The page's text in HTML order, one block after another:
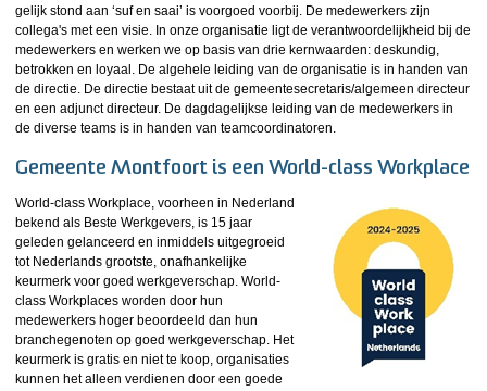
gelijk stond aan ‘suf en saai’ is voorgoed voorbij. De medewerkers zijn
collega's met een visie. In onze organisatie ligt de verantwoordelijkheid bij de
medewerkers en werken we op basis van drie kernwaarden: deskundig,
betrokken en loyaal. De algehele leiding van de organisatie is in handen van
de directie. De directie bestaat uit de gemeentesecretaris/algemeen directeur
en een adjunct directeur. De dagdagelijkse leiding van de medewerkers in
de diverse teams is in handen van teamcoordinatoren.
Gemeente Montfoort is een World-class Workplace
World-class Workplace, voorheen in Nederland
bekend als Beste Werkgevers, is 15 jaar
geleden gelanceerd en inmiddels uitgegroeid
tot Nederlands grootste, onafhankelijke
keurmerk voor goed werkgeverschap. World-
class Workplaces worden door hun
medewerkers hoger beoordeeld dan hun
branchegenoten op goed werkgeverschap. Het
keurmerk is gratis en niet te koop, organisaties
kunnen het alleen verdienen door een goede